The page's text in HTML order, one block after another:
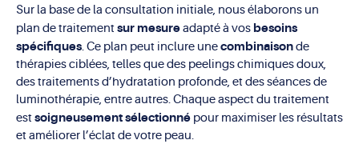
Sur la base de la consultation initiale, nous élaborons un
plan de traitementsur mesureadapté à vos besoins
spécifiques. Ce plan peut inclure unecombinaisonde
thérapies ciblées, telles que des peelings chimiques doux,
des traitements d’hydratation profonde, et des séances de
luminothérapie, entre autres. Chaque aspect du traitement
estsoigneusement sélectionné pour maximiser les résultats
et améliorer l’éclat de votre peau.